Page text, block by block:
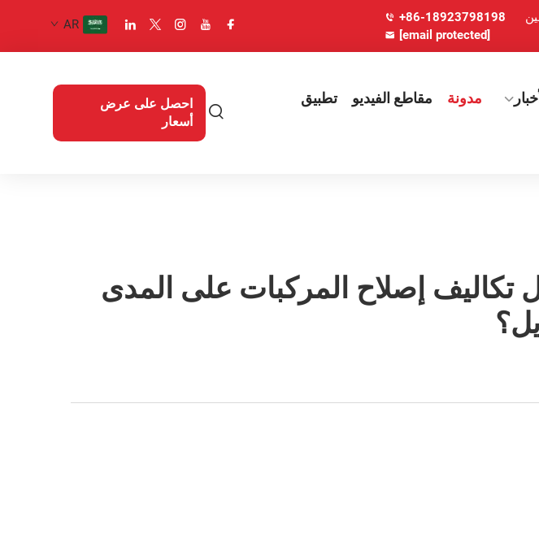
+86-18923798198
[email protected]
AR
مدونة مقاطع الفيديو
تطبيق
احصل على عرض
أسعار
تكاليف إصلاح المركبات على المدى